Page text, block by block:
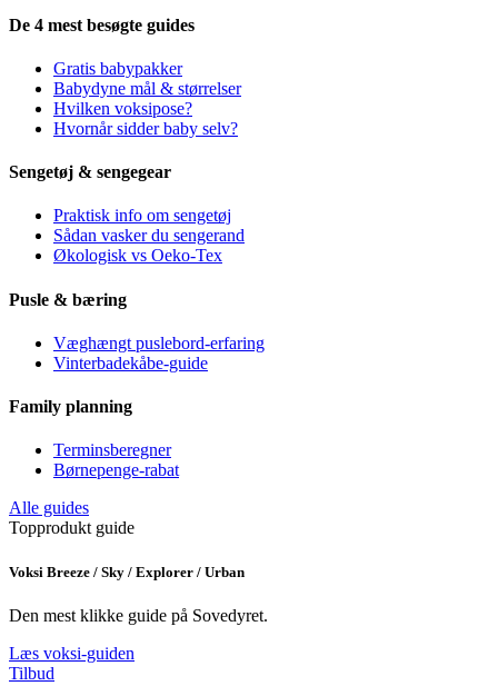
De 4 mest besøgte guides
Gratis babypakker
Babydyne mål & størrelser
Hvilken voksipose?
Hvornår sidder baby selv?
Sengetøj & sengegear
Praktisk info om sengetøj
Sådan vasker du sengerand
Økologisk vs Oeko-Tex
Pusle & bæring
Væghængt puslebord-erfaring
Vinterbadekåbe-guide
Family planning
Terminsberegner
Børnepenge-rabat
Alle guides
Topprodukt guide
Voksi Breeze / Sky / Explorer / Urban
Den mest klikke guide på Sovedyret.
Læs voksi-guiden
Tilbud